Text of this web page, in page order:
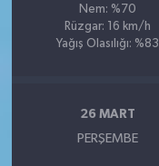
Nem: %70
Rüzgar: 16 km/h
Yağış Olasılığı: %83
26 MART
PERŞEMBE